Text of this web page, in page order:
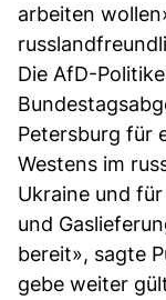
arbeiten
Die AfD-
Petersburg für
Westens im
Ukraine und
und
bereit», sagte
gebe weiter